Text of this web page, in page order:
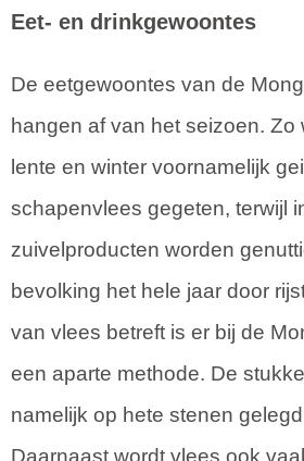
Eet- en drinkgewoontes
De eetgewoontes van de
hangen af van het seizoen. Zo
lente en winter voornamelijk
schapenvlees gegeten, terwijl
zuivelproducten worden
bevolking het hele jaar door
van vlees betreft is er bij de
een aparte methode. De
namelijk op hete stenen